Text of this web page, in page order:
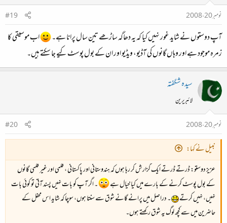
نومبر 20، 2008
#19
آپ دوستوں نے شاید غور نہیں کیا کہ یہ دھاگہ ساڑھے تین سال پرانا ہے۔
اب موسیقی کا
زمرہ موجود ہے اور وہاں گانوں کی آڈیو، ویڈیو اور ان کے بول پوسٹ کیے جا سکتے ہیں۔
سیدہ شگفتہ
لائبریرین
نومبر 20، 2008
#20
نبیل نے کہا:
عزیز دوستو: ڈرتے ڈرتے ایک گزارش کر رہا ہوں کہ ہندوستانی اور پاکستانی ، فلمی اور غیر فلمی گانوں
کے بول پوسٹ کرنے کے بارے میں کیا خیال ہے
۔ اگر آپ کو بات نہیں پسند آتی تو کوئی بات
نہیں، نہیں کرتے
۔ دراصل میں پرانے گانے شوق سے سنتا ہوں، سوچا کہ شاید اس محفل کے
حاضرین میں سے کچھ لوگ یہ شوق رکھتے ہوں۔